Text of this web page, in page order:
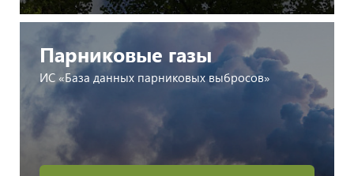
Парниковые газы
ИС «База данных парниковых выбросов»